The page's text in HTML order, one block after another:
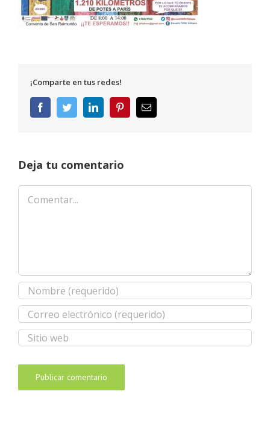
¡Comparte en tus redes!
FacebookTwitterLinkedInPinterestCorreo
electrónico
Deja tu comentario
Comentar